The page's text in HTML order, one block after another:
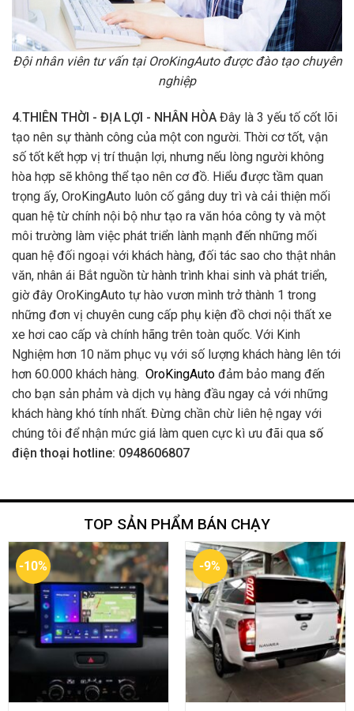
Đội nhân viên tư vấn tại OroKingAuto được đào tạo chuyên
nghiệp
4.THIÊN THỜI - ĐỊA LỢI - NHÂN HÒA Đây là 3 yếu tố cốt lõi
tạo nên sự thành công của một con người. Thời cơ tốt, vận
số tốt kết hợp vị trí thuận lợi, nhưng nếu lòng người không
hòa hợp sẽ không thể tạo nên cơ đồ. Hiểu được tầm quan
trọng ấy, OroKingAuto luôn cố gắng duy trì và cải thiện mối
quan hệ từ chính nội bộ như tạo ra văn hóa công ty và một
môi trường làm việc phát triển lành mạnh đến những mối
quan hệ đối ngoại với khách hàng, đối tác sao cho thật nhân
văn, nhân ái Bắt nguồn từ hành trình khai sinh và phát triển,
giờ đây OroKingAuto tự hào vươn mình trở thành 1 trong
những đơn vị chuyên cung cấp phụ kiện đồ chơi nội thất xe
xe hơi cao cấp và chính hãng trên toàn quốc. Với Kinh
Nghiệm hơn 10 năm phục vụ với số lượng khách hàng lên tới
hơn 60.000 khách hàng. OroKingAuto đảm bảo mang đến
cho bạn sản phảm và dịch vụ hàng đầu ngay cả với những
khách hàng khó tính nhất. Đừng chần chừ liên hệ ngay với
chúng tôi để nhận mức giá làm quen cực kì ưu đãi qua số
điện thoại hotline: 0948606807
TOP SẢN PHẨM BÁN CHẠY
-10% -9%